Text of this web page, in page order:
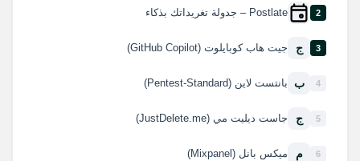
2 Postlate – جدولة تغريداتك بذكاء
3 ج جيت هاب كوبايلوت (GitHub Copilot)
4 ب بانتست لاين (Pentest-Standard)
5 ج جاست ديليت مي (JustDelete.me)
6 م ميكس بانل (Mixpanel)